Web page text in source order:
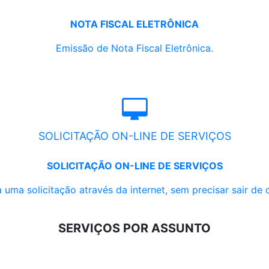
NOTA FISCAL ELETRÔNICA
Emissão de Nota Fiscal Eletrônica.
SOLICITAÇÃO ON-LINE DE SERVIÇOS
SOLICITAÇÃO ON-LINE DE SERVIÇOS
uma solicitação através da internet, sem precisar sair de
SERVIÇOS POR ASSUNTO